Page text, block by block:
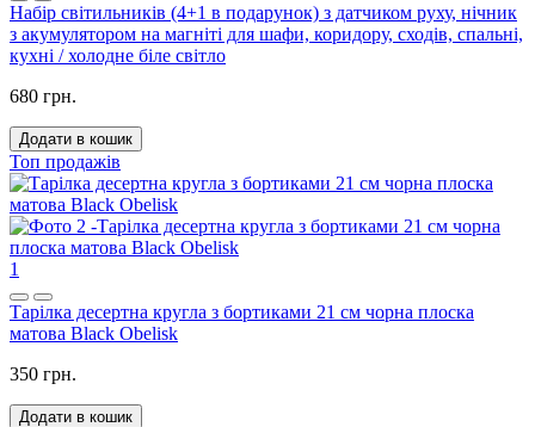
Набір світильників (4+1 в подарунок) з датчиком руху, нічник
з акумулятором на магніті для шафи, коридору, сходів, спальні,
кухні / холодне біле світло
680 грн.
Додати в кошик
Топ продажів
1
Тарілка десертна кругла з бортиками 21 см чорна плоска
матова Black Obelisk
350 грн.
Додати в кошик